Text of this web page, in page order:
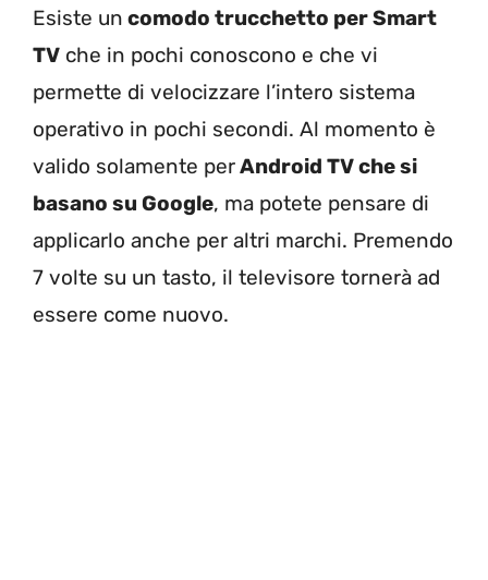
Esiste un comodo trucchetto per Smart
TV che in pochi conoscono e che vi
permette di velocizzare l’intero sistema
operativo in pochi secondi. Al momento è
valido solamente perAndroid TV che si
basano su Google, ma potete pensare di
applicarlo anche per altri marchi. Premendo
7 volte su un tasto, il televisore tornerà ad
essere come nuovo.